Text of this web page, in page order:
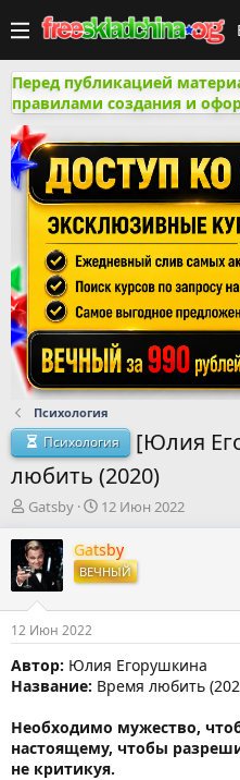
Перед публикацией
правилами создания и
Психология
Психология
[Юлия
любить (2020)
А
т
о
р
т
е
м
ы
Gatsby
Д
т
а
н
а
л
а
12 Июн 2022
Gatsby
ВЕЧНЫЙ
12 Июн 2022
Автор: Юлия Егорушкина
Название: Время любить
Необходимо мужество,
настоящему, чтобы
не критикуя.